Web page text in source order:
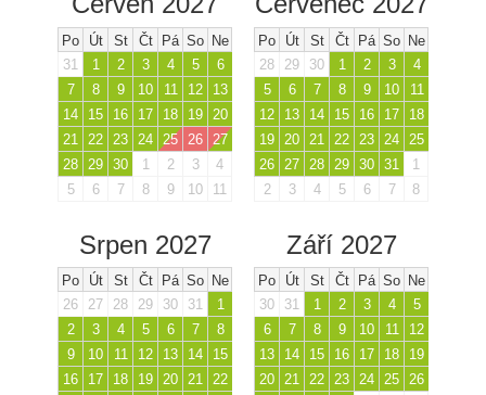
Po Út St Čt Pá So Ne
31
1 2 3 4 5
6
7
8 9 10 11 12
13
14
15 16 17 18 19
20
21
22 23 24 25 26
27
28
29 30 1 2 3
4
5
6 7 8 9 10 11
Po Út St Čt Pá So Ne
28
29 30 1 2 3
4
5
6 7 8 9 10
11
12
13 14 15 16 17
18
19
20 21 22 23 24
25
26
27 28 29 30 31
1
2
3 4 5 6 7 8
Srpen 2027
Po Út St Čt Pá So Ne
26
27 28 29 30 31
1
2
3 4 5 6 7
8
9
10 11 12 13 14
15
16
17 18 19 20 21 22
Září 2027
Po Út St Čt Pá So Ne
30
31 1 2 3 4
5
6
7 8 9 10 11
12
13
14 15 16 17 18
19
20 21 22 23 24 25 26